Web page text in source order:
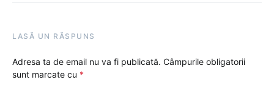
LASĂ UN RĂSPUNS
Adresa ta de email nu va fi publicată. Câmpurile obligatorii
sunt marcate cu *